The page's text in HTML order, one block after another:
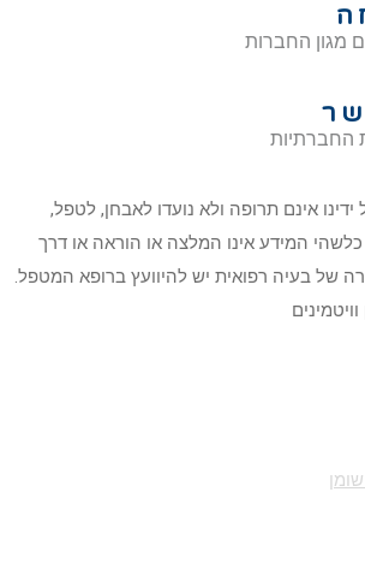
מגון החברות
החברתיות
אינם תרופה ולא נועדו לאבחן, לטפל,
המידע אינו המלצה או הוראה או דרך
של בעיה רפואית יש להיוועץ ברופא המטפל.